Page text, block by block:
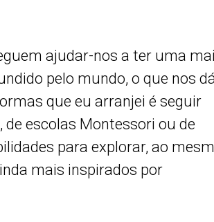
ajudar-nos a ter uma
pelo mundo, o que nos
que eu arranjei é seguir
escolas Montessori ou de
para explorar, ao
mais inspirados por